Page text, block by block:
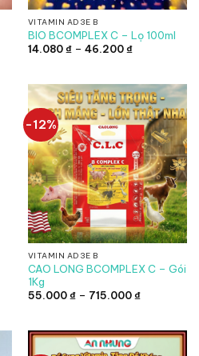
VITAMIN AD3E B
BIO BCOMPLEX C – Lọ 100ml
14.080₫ – 46.200₫Khoảng
đến
46.200 ₫
-12%
VITAMIN AD3E B
CAO LONG BCOMPLEX C – Gói
1Kg
55.000₫ – 715.000₫Khoảng
đến
715.000 ₫